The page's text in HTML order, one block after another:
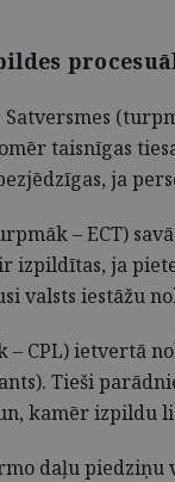
taisnīgas
ja
– ECT)
izpildītas, ja
valsts iestāžu
CPL) ietvertā
Tieši
kamēr
daļu